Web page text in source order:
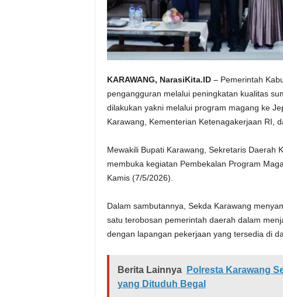
KARAWANG, NarasiKita.ID– Pemerintah
pengangguran melalui peningkatan kualitas
dilakukan yakni melalui program magang ke
Karawang, Kementerian Ketenagakerjaan RI,
Mewakili Bupati Karawang, Sekretaris Daerah
membuka kegiatan Pembekalan Program
Kamis (7/5/2026).
Dalam sambutannya, Sekda Karawang
satu terobosan pemerintah daerah dalam
dengan lapangan pekerjaan yang tersedia di
Berita Lainnya
Polresta Karawang
yang Dituduh Begal